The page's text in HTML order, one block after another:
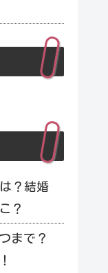
？結婚
？
まで？